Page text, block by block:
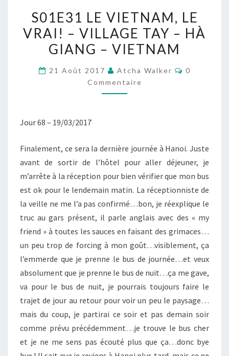
LE
VIETNAM,
LE
–
GIANG
–
VIETNAM
S01E31 LE VIETNAM, LE
VRAI! – VILLAGE TAY – HÀ
GIANG – VIETNAM
21 Août 2017 Atcha Walker
0
Commentaire
Jour 68 – 19/03/2017
Finalement, ce sera la dernière journée à Hanoi. Juste
avant de sortir de l’hôtel pour aller déjeuner, je
m’arrête à la réception pour bien vérifier que mon bus
est ok pour le lendemain matin. La réceptionniste de
la veille ne me l’a pas confirmé…bon, je réexplique le
truc au gars présent, il parle anglais avec des « my
friend » à toutes les sauces en faisant des grimaces…
un peu trop de forcing à mon goût…visiblement, ça
l’emmerde que je prenne le bus de journée…et veux
absolument que je prenne le bus de nuit…ça me gave,
va pour le bus de nuit, je pourrais toujours faire le
trajet de jour au retour pour voir un peu le paysage…
mais du coup, je partirai ce soir et pas demain soir
comme prévu précédemment…je trouve le bus cher
et je ne me sens pas écouté plus que ça…donc bye